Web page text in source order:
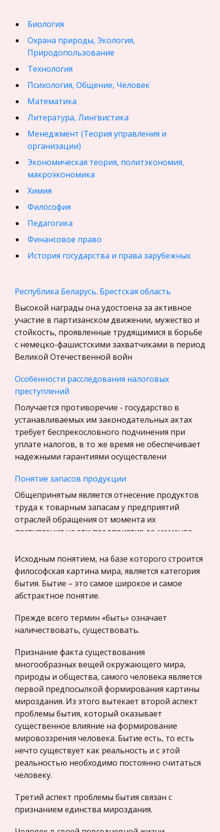
Биология
Охрана природы, Экология,
Природопользование
Технология
Психология, Общение, Человек
Математика
Литература, Лингвистика
Менеджмент (Теория управления и
организации)
Экономическая теория, политэкономия,
макроэкономика
Химия
Философия
Педагогика
Финансовое право
История государства и права зарубежных
Искусство, Культура, Литература
Компьютерные сети
Материаловедение
Программирование, Базы данных
Бухгалтерский учет
История
Уголовное право
Экскурсии и туризм
Маркетинг, товароведение, реклама
Социология
Религия
Культурология
Экологическое право
Теория государства и права
История отечественного государства и
права
предпринимательство
Нероссийское законодательство
Международные экономические и валютно-
кредитные отношения
Политология, Политистория
Биржевое дело
Радиоэлектроника
Медицина
Пищевые продукты
Конституционное (государственное) право
зарубежных стран
Налоги
Транспорт
Республика Беларусь. Брестская область
Высокой награды она удостоена за активное
участие в партизанском движении, мужество и
стойкость, проявленные трудящимися в борьбе
с немецко-фашистскими захватчиками в период
Великой Отечественной войн
Особенности расследования налоговых
преступлений
Получается противоречие - государство в
устанавливаемых им законодательных актах
требует беспрекословного подчинения при
уплате налогов, в то же время не обеспечивает
надежными гарантиями осуществлени
Понятие запасов продукции
Общепринятым является отнесение продуктов
труда к товарным запасам у предприятий
отраслей обращения от момента их
поступления на эти предприятия до момента
Древнекитайская письменность
Иероглифические письмена, которые были
изобретены практически во всех очагах
Южной Азии, Центральной Америке, исчезли,
оставив после себя немногие памятники
Математический метод А.Ю.Виноградова
решения краевых задач
Частично он базируется на материалах
странички www . VinogradovAlexei . narod . ru . 1.
Введение - краткое изложение основных
матрично-векторных понятий в их
классическом виде (составлено для выпускни
Основы российского предпринимательства
Россия в очередной раз стоит перед
необходимостью выбора ориентиров для
своего дальнейшего развития, и здесь нельзя
ошибиться. Переход к рыночным отношениям в
Исходным понятием, на базе которого строится
философская картина мира, является категория
бытия. Бытие – это самое широкое и самое
абстрактное понятие.
Прежде всего термин «быть» означает
наличествовать, существовать.
Признание факта существования
многообразных вещей окружающего мира,
природы и общества, самого человека является
первой предпосылкой формирования картины
мироздания. Из этого вытекает второй аспект
проблемы бытия, который оказывает
существенное влияние на формирование
мировоззрения человека. Бытие есть, то есть
нечто существует как реальность и с этой
реальностью необходимо постоянно считаться
человеку.
Третий аспект проблемы бытия связан с
признанием единства мироздания.